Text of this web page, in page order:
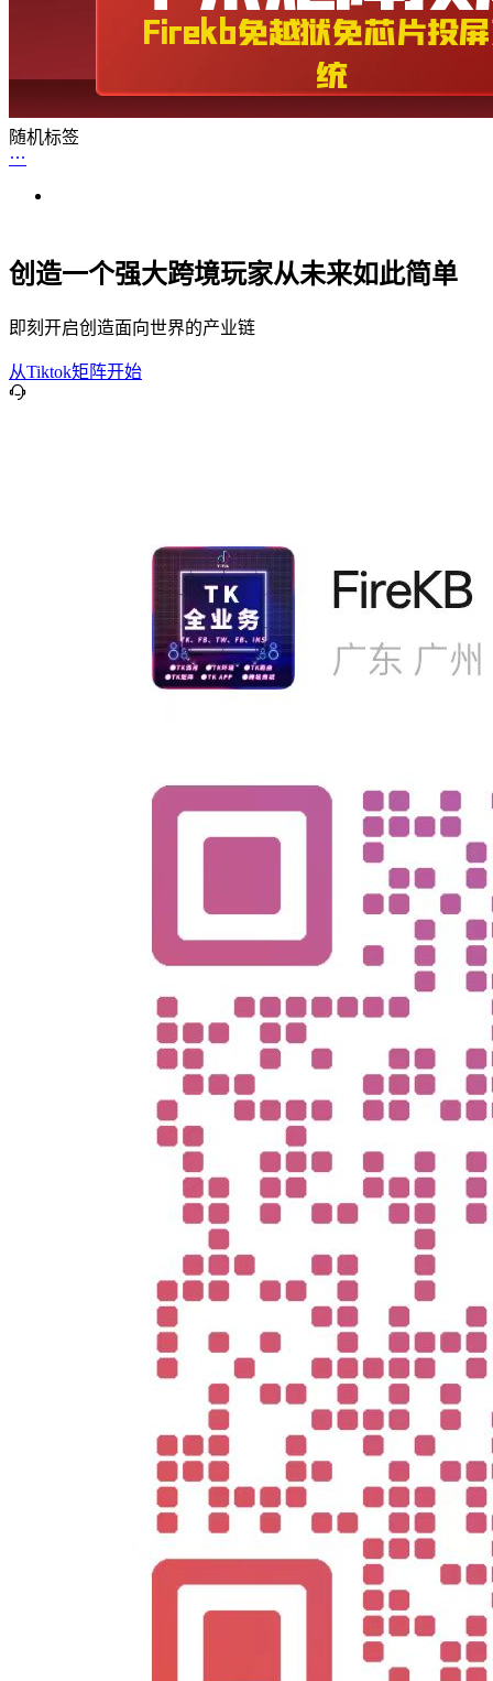
随机标签
创造一个强大跨境玩家从未来如此简单
即刻开启创造面向世界的产业链
从Tiktok矩阵开始